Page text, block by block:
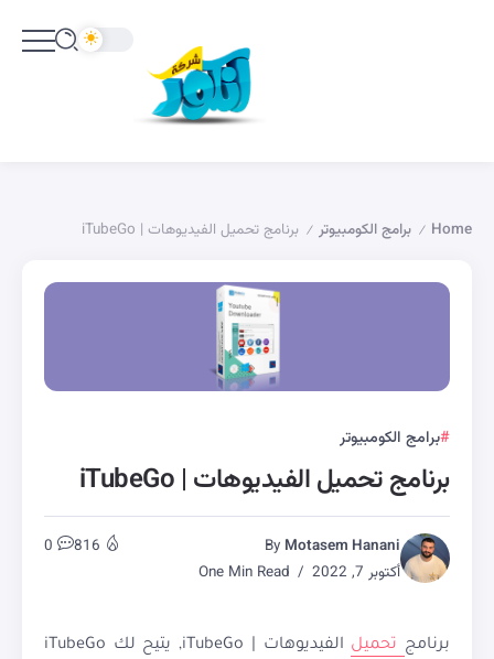
Home
/ برامج الكومبيوتر / برنامج تحميل الفيديوهات | iTubeGo
برامج الكومبيوتر
برنامج تحميل الفيديوهات | iTubeGo
By Motasem Hanani
أكتوبر 7, 2022
816
0
برنامج تحميل
الفيديوهات | iTubeGo, يتيح لك iTubeGo